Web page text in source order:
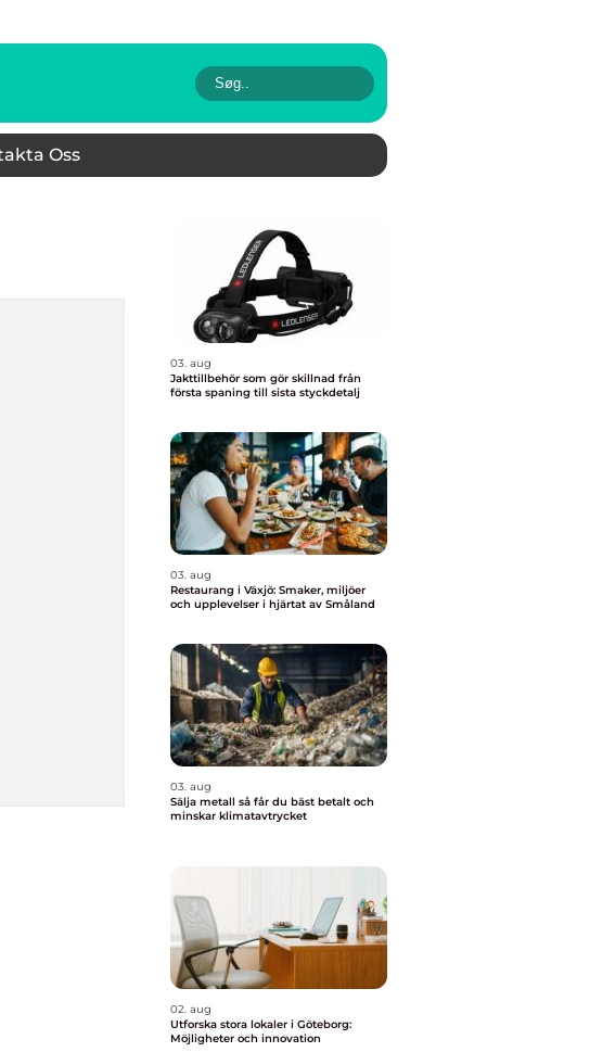
Oss
03. aug
Jakttillbehör som gör skillnad från
första spaning till sista styckdetalj
03. aug
Restaurang i Växjö: Smaker, miljöer
och upplevelser i hjärtat av Småland
03. aug
Sälja metall så får du bäst betalt och
minskar klimatavtrycket
02. aug
Utforska stora lokaler i Göteborg:
Möjligheter och innovation